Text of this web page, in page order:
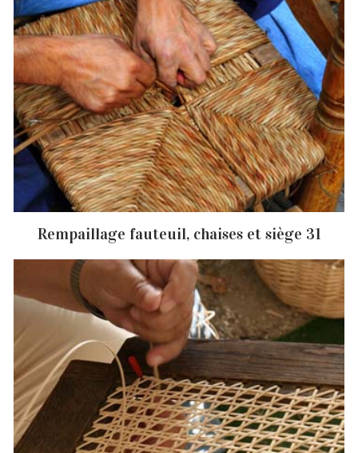
Rempaillage fauteuil, chaises et siège 31